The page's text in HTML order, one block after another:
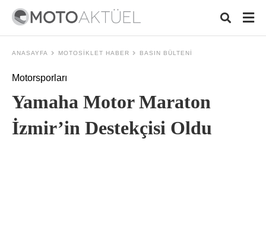
ANASAYFA MOTOSIKLET HABER BASIN BÜLTENI
Motorsporları
Yamaha Motor Maraton
İzmir’in Destekçisi Oldu